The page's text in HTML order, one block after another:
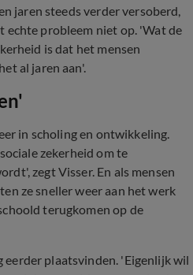
jaren steeds verder versoberd,
echte probleem niet op. 'Wat de
is dat het mensen
al jaren aan'.
in scholing en ontwikkeling.
zekerheid om te
zegt Visser. En als mensen
ze sneller weer aan het werk
terugkomen op de
eerder plaatsvinden. 'Eigenlijk wil